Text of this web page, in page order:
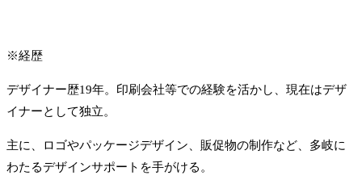
※経歴
デザイナー歴19年。印刷会社等での経験を活かし、現在はデザ
イナーとして独立。
主に、ロゴやパッケージデザイン、販促物の制作など、多岐に
わたるデザインサポートを手がける。